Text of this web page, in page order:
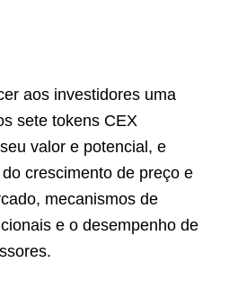
aos investidores uma
sete tokens CEX
valor e potencial, e
crescimento de preço e
mecanismos de
e o desempenho de